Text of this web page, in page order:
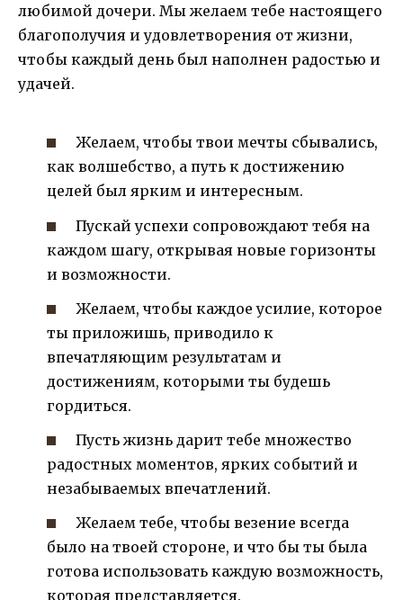
любимой дочери. Мы желаем тебе настоящего
благополучия и удовлетворения от жизни,
чтобы каждый день был наполнен радостью и
удачей.
Желаем, чтобы твои мечты сбывались,
как волшебство, а путь к достижению
целей был ярким и интересным.
Пускай успехи сопровождают тебя на
каждом шагу, открывая новые горизонты
и возможности.
Желаем, чтобы каждое усилие, которое
ты приложишь, приводило к
впечатляющим результатам и
достижениям, которыми ты будешь
гордиться.
Пусть жизнь дарит тебе множество
радостных моментов, ярких событий и
незабываемых впечатлений.
Желаем тебе, чтобы везение всегда
было на твоей стороне, и что бы ты была
готова использовать каждую возможность,
которая представляется.